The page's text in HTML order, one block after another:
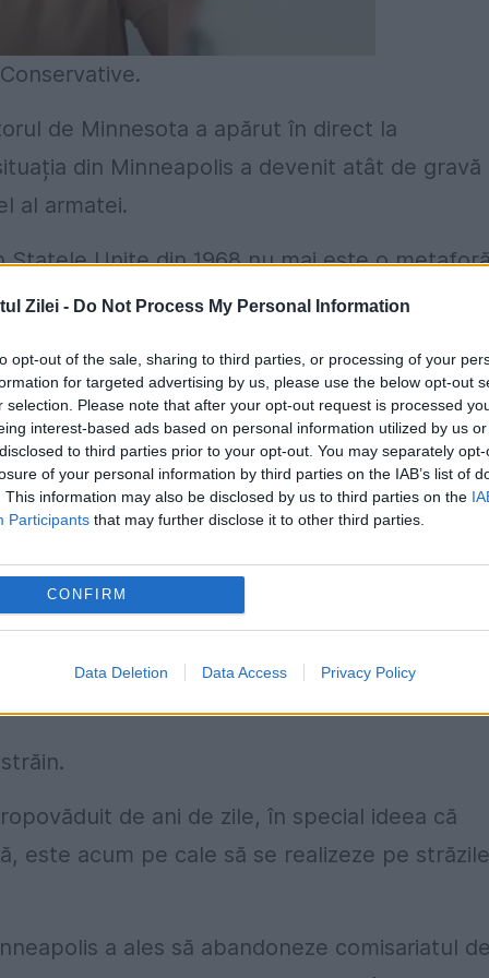
Zilei - Do Not Process My Personal Information
opt-out of the sale, sharing to third parties, or processing of your
for targeted advertising by us, please use the below opt-out
selection. Please note that after your opt-out request is processed
interest-based ads based on personal information utilized by us
to third parties prior to your opt-out. You may separately
of your personal information by third parties on the IAB’s list of
This information may also be disclosed by us to third parties on the
Participants that may further disclose it to other third parties.
CONFIRM
Data Deletion Data Access Privacy Policy
de Minnesota a apărut în direct la
din Minneapolis a devenit atât de gravă
al armatei.
Statele Unite din 1968 nu mai este o
un pretext pentru ca Europa să se
a lui George Floyd de către un polițist nu
erupție de violență.
la dispariția vechii Americi liberale, la
care animă de mult cele două tabere.
al acestei estompări, dar venirea sa la
a renunțat la liberalism pentru a bascula într-
de ani de zile, în special ideea că
este acum pe cale să se realizeze pe străzile
a ales să abandoneze comisariatul de